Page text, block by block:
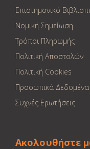
Επιστημονικό
Νομική Σημείωση
Τρόποι Πληρωμής
Πολιτική Αποστολών
Πολιτική Cookies
Προσωπικά Δεδομένα
Συχνές Ερωτήσεις
Ακολουθήστε